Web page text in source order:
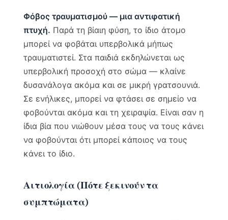
Φόβος τραυματισμού — μια αντιφατική
πτυχή. Παρά τη βίαιη φύση, το ίδιο άτομο
μπορεί να φοβάται υπερβολικά μήπως
τραυματιστεί. Στα παιδιά εκδηλώνεται ως
υπερβολική προσοχή στο σώμα — κλαίνε
δυσανάλογα ακόμα και σε μικρή γρατσουνιά.
Σε ενήλικες, μπορεί να φτάσει σε σημείο να
φοβούνται ακόμα και τη χειραψία. Είναι σαν η
ίδια βία που νιώθουν μέσα τους να τους κάνει
να φοβούνται ότι μπορεί κάποιος να τους
κάνει το ίδιο.
Αιτιολογία (Πότε ξεκινούν τα
συμπτώματα)